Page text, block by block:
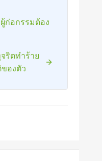
ก่อกรรมต้อง
ริตทำร้าย
องตัว